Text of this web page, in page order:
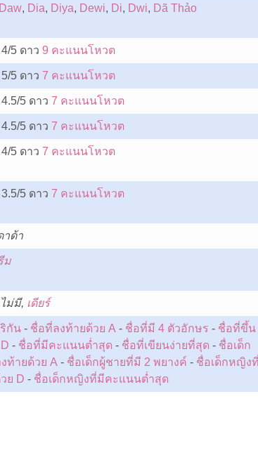
Daw, Dia, Diya, Dewi, Di, Dwi, Dã Thảo
4/5 ดาว 9 คะแนนโหวต
5/5 ดาว 7 คะแนนโหวต
4.5/5 ดาว 7 คะแนนโหวต
4.5/5 ดาว 7 คะแนนโหวต
4/5 ดาว 7 คะแนนโหวต
3.5/5 ดาว 7 คะแนนโหวต
าด้า
ม
ม่มี, เดียร์
กัน- ชื่อที่ลงท้ายด้วย A - ชื่อที่มี 4 ตัวอักษร - ชื่อที่ขึ้น
- ชื่อที่มีคะแนนต่ำสุด - ชื่อที่เขียนง่ายที่สุด - ชื่อเด็ก
ท้ายด้วย A - ชื่อเด็กผู้ชายที่มี 2 พยางค์ - ชื่อเด็กหญิง
ย D - ชื่อเด็กหญิงที่มีคะแนนต่ำสุด